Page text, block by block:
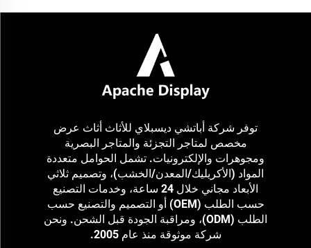
توفر شركة أباتشي ديسبلاي للأثاث أثاث عرض
مخصص لمتاجر التجزئة والمتاجر البصرية
ومجوهرات والإلكترونيات. تشمل الحوامل متعددة
المواد (الأكريليك/المعدن/الخشب)، وتصميم ثلاثي
الأبعاد مجاني خلال 24 ساعة، وخدمات التصنيع
حسب الطلب (OEM) أو التصميم والتصنيع حسب
الطلب (ODM)، ومراقبة الجودة قبل الشحن. ونحن
شركة موثوقة منذ عام 2005.